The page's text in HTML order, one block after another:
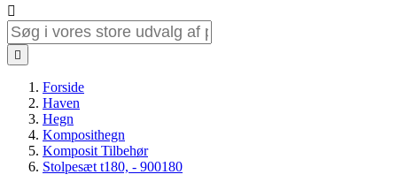


Forside
Haven
Hegn
Komposithegn
Komposit Tilbehør
Stolpesæt t180, - 900180